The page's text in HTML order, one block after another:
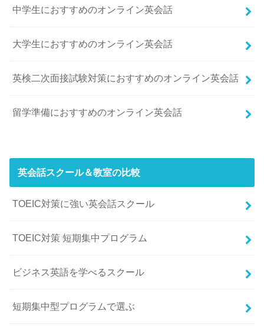
中学生におすすめのオンライン英会話
大学生におすすめのオンライン英会話
英検二次面接試験対策におすすめのオンライン英会話
留学準備におすすめのオンライン英会話
英会話スクール＆教室の比較
TOEIC対策に強い英会話スクール
TOEIC対策 短期集中プログラム
ビジネス英語を学べるスクール
短期集中型プログラムで選ぶ